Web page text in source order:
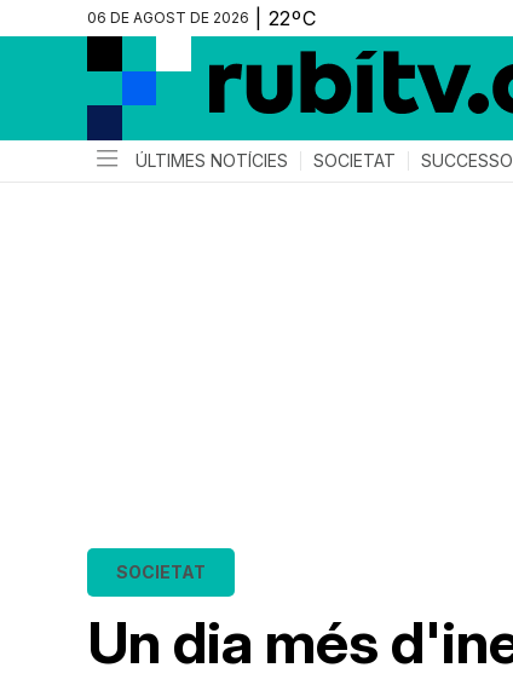
06 DE AGOST DE 2026
ÚLTIMES NOTÍCIES SOCIETAT
Un dia més
SOCIETAT